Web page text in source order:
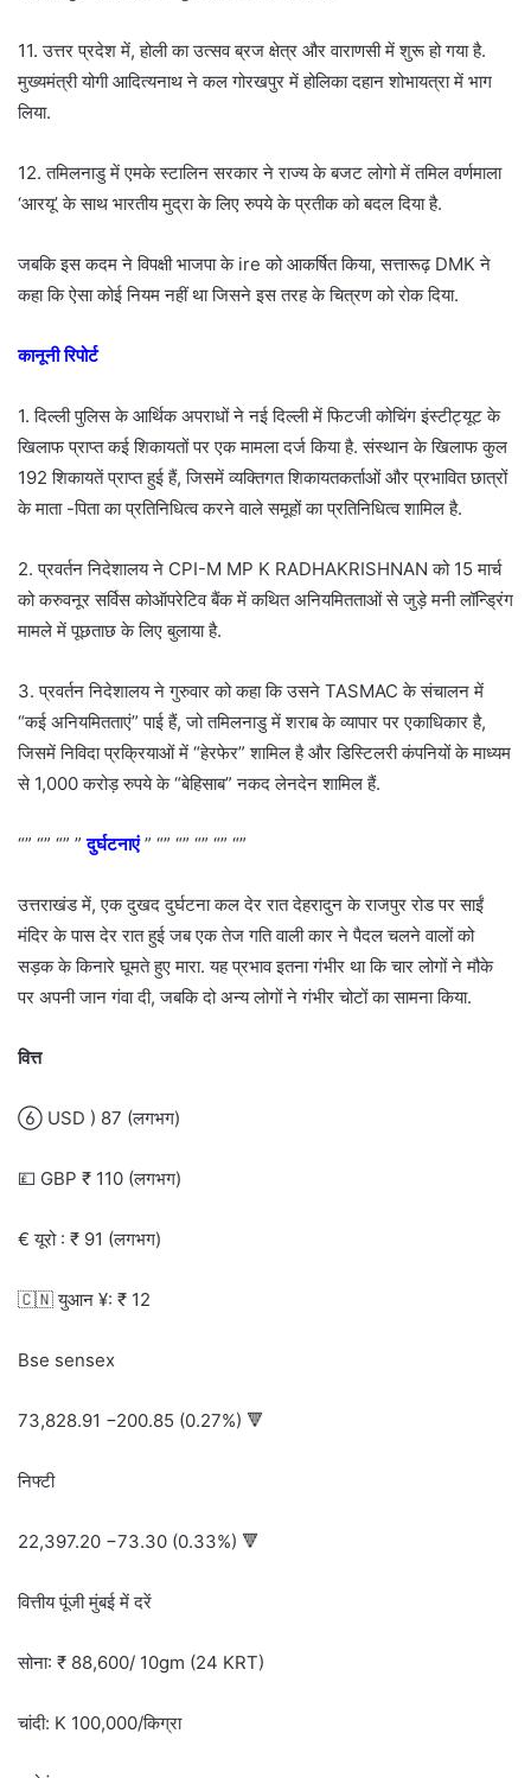
11. उत्तर प्रदेश में, होली का उत्सव ब्रज क्षेत्र और वाराणसी में शुरू हो गया है.
मुख्यमंत्री योगी आदित्यनाथ ने कल गोरखपुर में होलिका दहान शोभायत्रा में भाग
लिया.
12. तमिलनाडु में एमके स्टालिन सरकार ने राज्य के बजट लोगो में तमिल वर्णमाला
‘आरयू’ के साथ भारतीय मुद्रा के लिए रुपये के प्रतीक को बदल दिया है.
जबकि इस कदम ने विपक्षी भाजपा के ire को आकर्षित किया, सत्तारूढ़ DMK ने
कहा कि ऐसा कोई नियम नहीं था जिसने इस तरह के चित्रण को रोक दिया.
कानूनी रिपोर्ट
1. दिल्ली पुलिस के आर्थिक अपराधों ने नई दिल्ली में फिटजी कोचिंग इंस्टीट्यूट के
खिलाफ प्राप्त कई शिकायतों पर एक मामला दर्ज किया है. संस्थान के खिलाफ कुल
192 शिकायतें प्राप्त हुई हैं, जिसमें व्यक्तिगत शिकायतकर्ताओं और प्रभावित छात्रों
के माता -पिता का प्रतिनिधित्व करने वाले समूहों का प्रतिनिधित्व शामिल है.
2. प्रवर्तन निदेशालय ने CPI-M MP K RADHAKRISHNAN को 15 मार्च
को करुवनूर सर्विस कोऑपरेटिव बैंक में कथित अनियमितताओं से जुड़े मनी लॉन्ड्रिंग
मामले में पूछताछ के लिए बुलाया है.
3. प्रवर्तन निदेशालय ने गुरुवार को कहा कि उसने TASMAC के संचालन में
“कई अनियमितताएं” पाई हैं, जो तमिलनाडु में शराब के व्यापार पर एकाधिकार है,
जिसमें निविदा प्रक्रियाओं में “हेरफेर” शामिल है और डिस्टिलरी कंपनियों के माध्यम
से 1,000 करोड़ रुपये के “बेहिसाब” नकद लेनदेन शामिल हैं.
“” “” “” ”दुर्घटनाएं” “” “” “” “” “”
उत्तराखंड में, एक दुखद दुर्घटना कल देर रात देहरादुन के राजपुर रोड पर साईं
मंदिर के पास देर रात हुई जब एक तेज गति वाली कार ने पैदल चलने वालों को
सड़क के किनारे घूमते हुए मारा. यह प्रभाव इतना गंभीर था कि चार लोगों ने मौके
पर अपनी जान गंवा दी, जबकि दो अन्य लोगों ने गंभीर चोटों का सामना किया.
वित्त
 USD ) 87 (लगभग)
💷 GBP ₹ 110 (लगभग)
€ यूरो : ₹ 91 (लगभग)
🇨🇳 युआन ¥: ₹ 12
Bse sensex
73,828.91 −200.85 (0.27%) 🔻
निफ्टी
22,397.20 −73.30 (0.33%) 🔻
वित्तीय पूंजी मुंबई में दरें
सोना: ₹ 88,600/ 10gm (24 KRT)
चांदी: K 100,000/किग्रा